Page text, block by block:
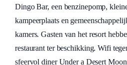
Dingo Bar, een benzinepomp,
kampeerplaats en
kamers. Gasten van het resort
restaurant ter beschikking. Wifi
sfeervol diner Under a Desert